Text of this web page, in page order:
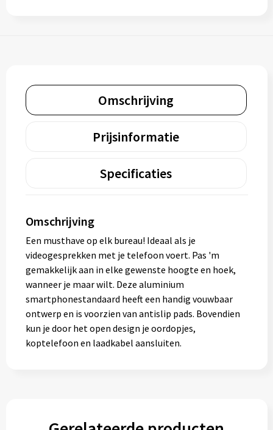
Omschrijving
Prijsinformatie
Specificaties
Omschrijving
Een musthave op elk bureau! Ideaal als je
videogesprekken met je telefoon voert. Pas 'm
gemakkelijk aan in elke gewenste hoogte en hoek,
wanneer je maar wilt. Deze aluminium
smartphonestandaard heeft een handig vouwbaar
ontwerp en is voorzien van antislip pads. Bovendien
kun je door het open design je oordopjes,
koptelefoon en laadkabel aansluiten.